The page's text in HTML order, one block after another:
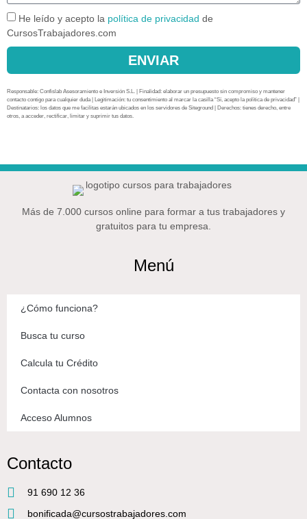
He leído y acepto la política de privacidad de
CursosTrabajadores.com
ENVIAR
Responsable: Confislab Asesoramiento e Inversión S.L. | Finalidad: elaborar un presupuesto sin compromiso y mantener
contacto contigo para cualquier duda | Legitimación: tu consentimiento al marcar la casilla “Sí, acepto la política de privacidad” |
Destinatarios: los datos que me facilitas estarán ubicados en los servidores de Siteground | Derechos: tienes derecho, entre
otros, a acceder, rectificar, limitar y suprimir tus datos.
Más de 7.000 cursos online para formar a tus trabajadores y
gratuitos para tu empresa.
Menú
¿Cómo funciona?
Busca tu curso
Calcula tu Crédito
Contacta con nosotros
Acceso Alumnos
Contacto
91 690 12 36
bonificada@cursostrabajadores.com